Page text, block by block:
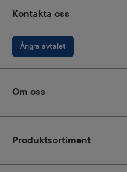
Kontakta oss
Ångra avtalet
Om oss
Produktsortiment